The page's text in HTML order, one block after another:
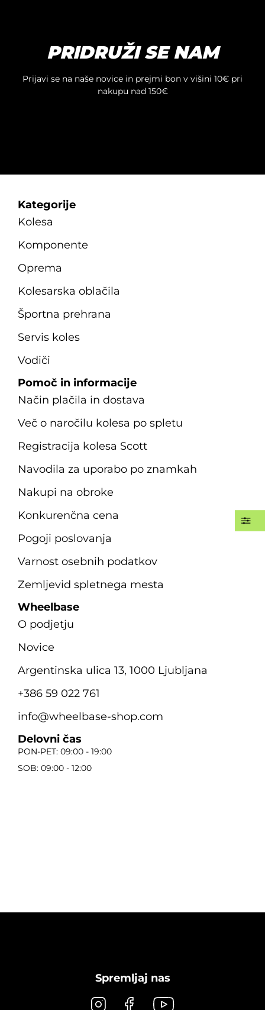
PRIDRUŽI SE NAM
Prijavi se na naše novice in prejmi bon v višini 10€ pri
nakupu nad 150€
Kategorije
Kolesa
Komponente
Oprema
Kolesarska oblačila
Športna prehrana
Servis koles
Vodiči
Pomoč in informacije
Način plačila in dostava
Več o naročilu kolesa po spletu
Registracija kolesa Scott
Navodila za uporabo po znamkah
Nakupi na obroke
Konkurenčna cena
Pogoji poslovanja
Varnost osebnih podatkov
Zemljevid spletnega mesta
Wheelbase
O podjetju
Novice
Argentinska ulica 13, 1000 Ljubljana
+386 59 022 761
info@wheelbase-shop.com
Delovni čas
PON-PET: 09:00 - 19:00
SOB: 09:00 - 12:00
Spremljaj nas